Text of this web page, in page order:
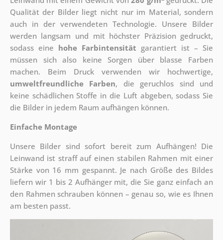
Qualität der Bilder liegt nicht nur im Material, sondern
auch in der verwendeten Technologie. Unsere Bilder
werden langsam und mit höchster Präzision gedruckt,
sodass eine hohe Farbintensität garantiert ist – Sie
müssen sich also keine Sorgen über blasse Farben
machen. Beim Druck verwenden wir hochwertige,
umweltfreundliche Farben, die geruchlos sind und
keine schädlichen Stoffe in die Luft abgeben, sodass Sie
die Bilder in jedem Raum aufhängen können.
Einfache Montage
Unsere Bilder sind sofort bereit zum Aufhängen! Die
Leinwand ist straff auf einen stabilen Rahmen mit einer
Stärke von 16 mm gespannt. Je nach Größe des Bildes
liefern wir 1 bis 2 Aufhänger mit, die Sie ganz einfach an
den Rahmen schrauben können – genau so, wie es Ihnen
am besten passt.